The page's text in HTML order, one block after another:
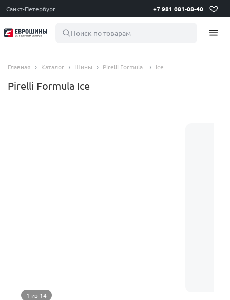
Санкт-Петербург +7 981 081-08-40
Поиск по товарам
Главная Каталог Шины Pirelli Formula Ice
Pirelli Formula Ice
1 из 14